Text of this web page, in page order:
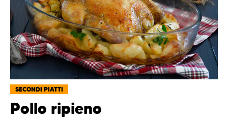
SECONDI PIATTI
Pollo ripieno